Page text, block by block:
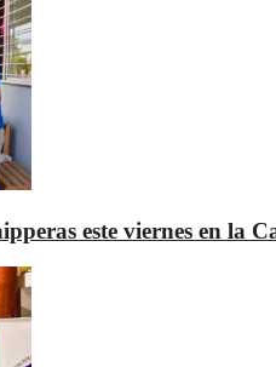
este viernes en la